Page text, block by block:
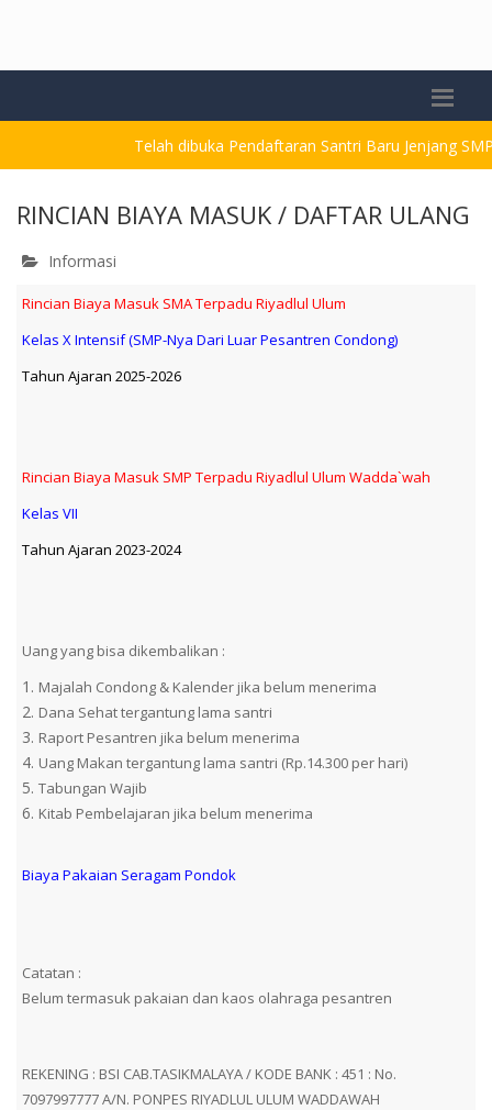
Telah dibuka Pendaftaran Santri Baru Jenjang
RINCIAN BIAYA MASUK / DAFTAR ULANG
Informasi
Rincian Biaya Masuk SMA Terpadu Riyadlul Ulum
Kelas X Intensif (SMP-Nya Dari Luar Pesantren Condong)
Tahun Ajaran 2025-2026
Rincian Biaya Masuk SMP Terpadu Riyadlul Ulum Wadda`wah
Kelas VII
Tahun Ajaran 2023-2024
Uang yang bisa dikembalikan :
Majalah Condong & Kalender jika belum menerima
Dana Sehat tergantung lama santri
Raport Pesantren jika belum menerima
Uang Makan tergantung lama santri (Rp.14.300 per hari)
Tabungan Wajib
Kitab Pembelajaran jika belum menerima
Biaya Pakaian Seragam Pondok
Catatan :
Belum termasuk pakaian dan kaos olahraga pesantren
REKENING : BSI CAB.TASIKMALAYA / KODE BANK : 451 : No.
7097997777 A/N. PONPES RIYADLUL ULUM WADDAWAH